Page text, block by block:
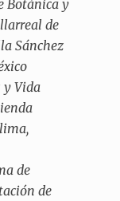
Botánica y
de
Sánchez
y Vida
de
de